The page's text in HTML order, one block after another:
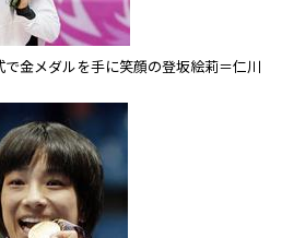
金メダルを手に笑顔の登坂絵莉＝仁川